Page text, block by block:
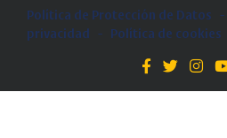
Política de Protección de Datos -
privacidad
- Política de cookies